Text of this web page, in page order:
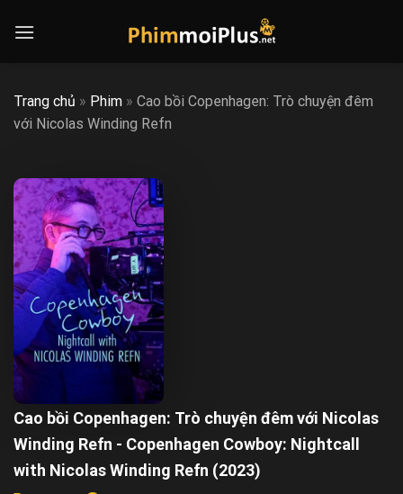
Trang chủ » Phim » Cao bồi Copenhagen: Trò chuyện đêm
với Nicolas Winding Refn
Cao bồi Copenhagen: Trò chuyện đêm với Nicolas
Winding Refn - Copenhagen Cowboy: Nightcall
with Nicolas Winding Refn (2023)